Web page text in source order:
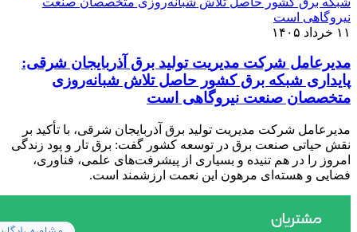
۱۱ خرداد ۱۴۰۵
مدیرعامل شرکت مدیریت تولید برق آذربایجان شرقی:
پایداری شبکه برق کشور حاصل تلاش شبانه‌روزی
متخصصان صنعت نیروگاهی است
مدیرعامل شرکت مدیریت تولید برق آذربایجان شرقی، با تأکید بر
نقش حیاتی صنعت برق در توسعه کشور گفت: برق تار و پود زندگی
امروز را در هم تنیده و بسیاری از پیشرفت‌های علمی، فناوری،
فضایی و هسته‌ای مرهون این نعمت ارزشمند است.